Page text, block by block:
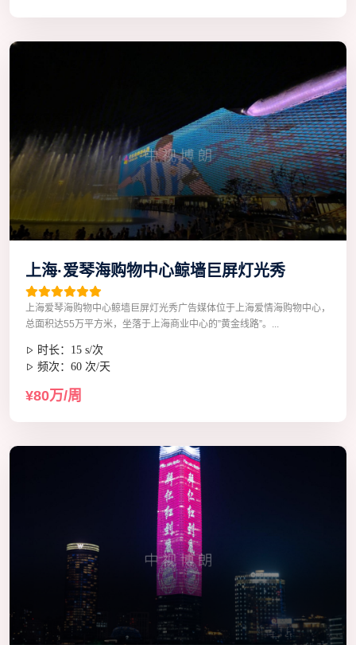
上海·爱琴海购物中心鲸墙巨屏灯光秀
上海爱琴海购物中心鲸墙巨屏灯光秀广告媒体位于上海爱情海购物中心，
总面积达55万平方米，坐落于上海商业中心的”黄金线路”。...
时长：15 s/次
频次：60 次/天
¥80万/周